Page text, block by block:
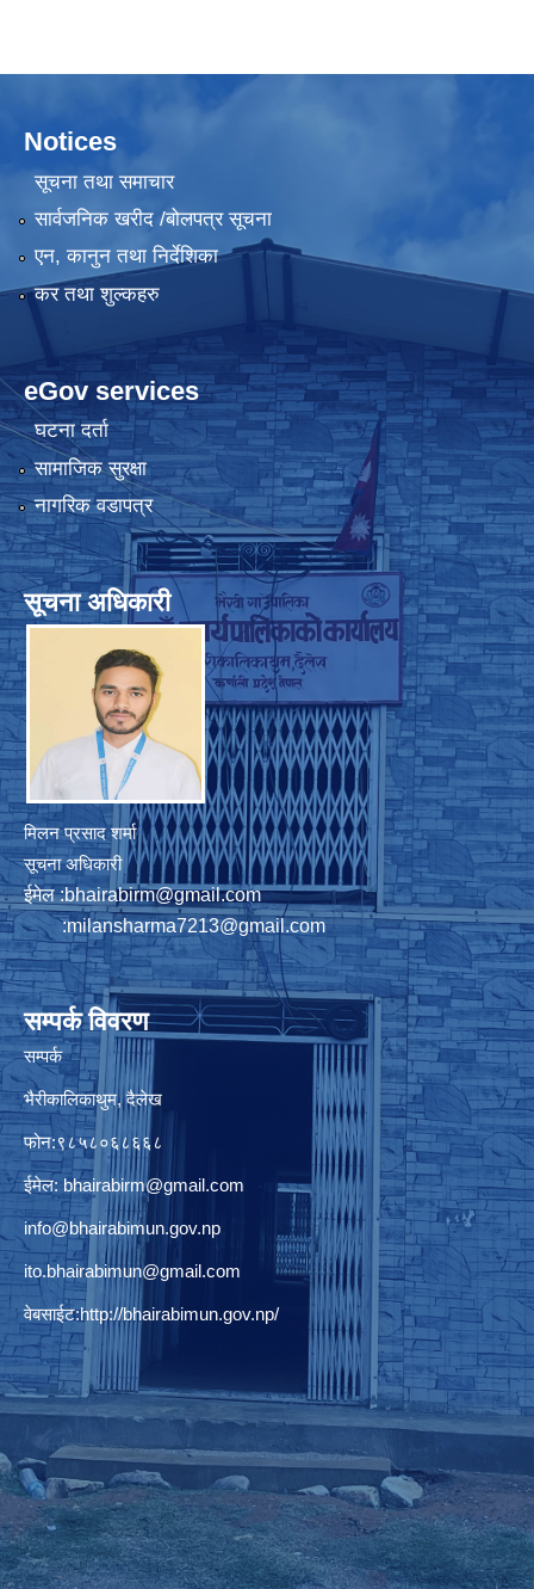
Notices
सूचना तथा समाचार
सार्वजनिक खरीद /बोलपत्र सूचना
एन, कानुन तथा निर्देशिका
कर तथा शुल्कहरु
eGov services
घटना दर्ता
सामाजिक सुरक्षा
नागरिक वडापत्र
सूचना अधिकारी
मिलन प्रसाद शर्मा
सूचना अधिकारी
ईमेल :bhairabirm@gmail.com
:milansharma7213@gmail.com
सम्पर्क विवरण
सम्पर्क
भैरीकालिकाथुम, दैलेख
फोन:९८५८०६८६६८
ईमेल: bhairabirm@gmail.com
info@bhairabimun.gov.np
ito.bhairabimun@gmail.com
वेबसाईट:http://bhairabimun.gov.np/